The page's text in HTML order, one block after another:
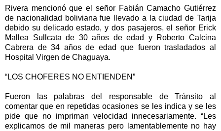
Rivera mencionó que el señor Fabián Camacho Gutiérrez
de nacionalidad boliviana fue llevado a la ciudad de Tarija
debido su delicado estado, y dos pasajeros, el señor Erick
Mallea Sullcata de 30 años de edad y Roberto Calcina
Cabrera de 34 años de edad que fueron trasladados al
Hospital Virgen de Chaguaya.
“LOS CHOFERES NO ENTIENDEN”
Fueron las palabras del responsable de Tránsito al
comentar que en repetidas ocasiones se les indica y se les
pide que no impriman velocidad innecesariamente. “Les
explicamos de mil maneras pero lamentablemente no hay